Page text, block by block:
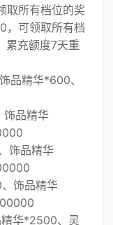
所有档位的奖
，可领取所有档
累充额度7天重
精华*600、
品精华
饰品精华
饰品精华
华*2500、灵